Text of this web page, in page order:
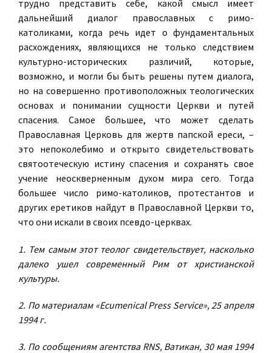
трудно представить себе, какой смысл имеет
дальнейший диалог православных с римо-
католиками, когда речь идет о фундаментальных
расхождениях, являющихся не только следствием
культурно-исторических различий, которые,
возможно, и могли бы быть решены путем диалога,
но на совершенно противоположных теологических
основах и понимании сущности Церкви и путей
спасения. Самое большее, что может сделать
Православная Церковь для жертв папской ереси, –
это непоколебимо и открыто свидетельствовать
святоотеческую истину спасения и сохранять свое
учение неоскверненным духом мира сего. Тогда
большее число римо-католиков, протестантов и
других еретиков найдут в Православной Церкви то,
что они искали в своих псевдо-церквах.
1. Тем самым этот теолог свидетельствует, насколько
далеко ушел современный Рим от христианской
культуры.
2. По материалам «Ecumenical Press Service», 25 апреля
1994 г.
3. По сообщениям агентства RNS, Ватикан, 30 мая 1994